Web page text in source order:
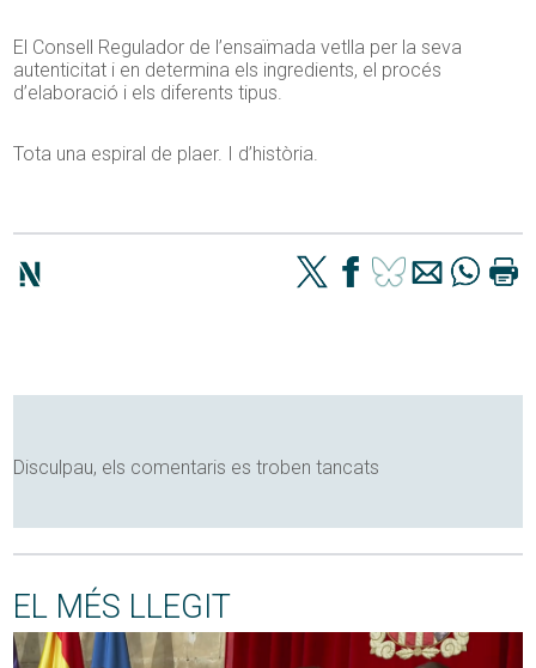
El Consell Regulador de l’ensaïmada vetlla per la seva
autenticitat i en determina els ingredients, el procés
d’elaboració i els diferents tipus.
Tota una espiral de plaer. I d’història.
Disculpau, els comentaris es troben tancats
EL MÉS LLEGIT